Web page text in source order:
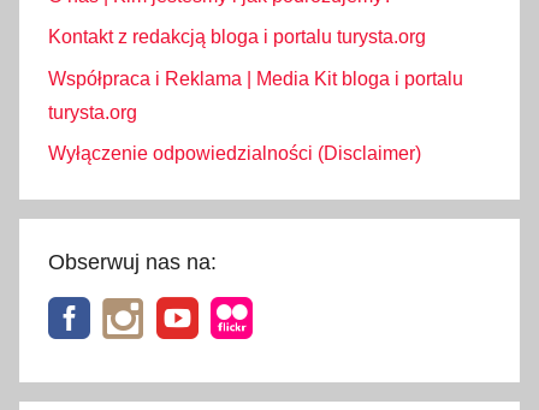
Kontakt z redakcją bloga i portalu turysta.org
Współpraca i Reklama | Media Kit bloga i portalu
turysta.org
Wyłączenie odpowiedzialności (Disclaimer)
Obserwuj nas na: